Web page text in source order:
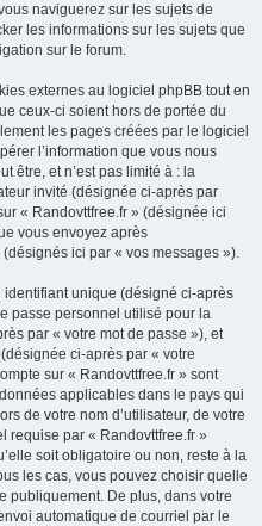
naviguerez sur les sujets de
les informations sur les sujets que
sur le forum.
externes au logiciel phpBB tout en
ceux-ci soient hors de portée du
les pages créées par le logiciel
l’information que vous nous
être, et n’est pas limité à : la
invité (désignée ci-après par
« Randovttfree.fr » (désignée ici
vous envoyez après
(désignés ici par « vos messages »).
unique (désigné ci-après
passe personnel utilisé pour la
par « votre mot de passe »), et
ci-après par « votre
sur « Randovttfree.fr » sont
applicables dans le pays qui
de votre nom d’utilisateur, de votre
requise par « Randovttfree.fr »
soit obligatoire ou non, reste à la
les cas, vous pouvez choisir quelle
publiquement. De plus, dans votre
automatique de courriel par le